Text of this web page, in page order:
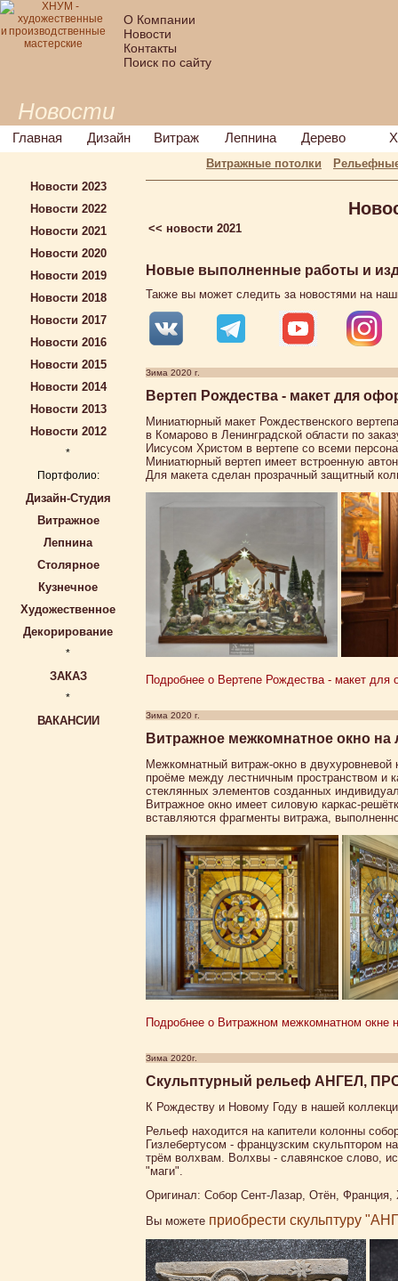
О Компании
Новости
Контакты
Поиск по сайту
Новости
Главная Дизайн Витраж Лепнина Дерево
Витражные потолки
Новости 2023
Новости 2022
Новости 2021
Новости 2020
Новости 2019
Новости 2018
Новости 2017
Новости 2016
Новости 2015
Новости 2014
Новости 2013
Новости 2012
*
Портфолио:
Дизайн-Студия
Витражное
Лепнина
Столярное
Кузнечное
Художественное
Декорирование
*
ЗАКАЗ
*
ВАКАНСИИ
<< новости 2021
Новые выполненные работы и
Также вы может следить за новостями на
Зима 2020 г.
Вертеп Рождества - макет для
Миниатюрный макет Рождественского
в Комарово в Ленинградской области по
Иисусом Христом в вертепе со всеми
Миниатюрный вертеп имеет встроенную
Для макета сделан прозрачный защитный
Подробнее о Вертепе Рождества - макет
Зима 2020 г.
Витражное межкомнатное окно на
Межкомнатный витраж-окно в
проёме между лестничным пространством и
стеклянных элементов созданных
Витражное окно имеет силовую каркас-
вставляются фрагменты витража,
Подробнее о Витражном межкомнатном окне
Зима 2020г.
Скульптурный рельеф АНГЕЛ,
К Рождеству и Новому Году в нашей
Рельеф находится на капители колонны
Гизлебертусом - французским скульптором
трём волхвам. Волхвы - славянское слово,
"маги".
Оригинал: Собор Сент-Лазар, Отён, Франция,
Вы можете приобрести скульптуру